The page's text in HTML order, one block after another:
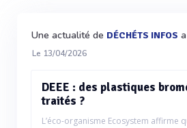
Une actualité de DÉCHÉTS INFOS
Le 13/04/2026
DEEE : des plastiques
traités ?
L’éco-organisme Ecosystem affirme